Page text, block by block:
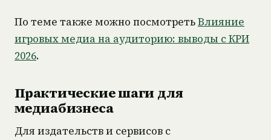
По теме также можно посмотретьВлияние
игровых медиа на аудиторию: выводы с КРИ
2026.
Практические шаги для
медиабизнеса
Для издательств и сервисов с